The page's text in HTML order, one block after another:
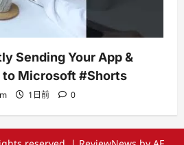
Sending Your App &
Microsoft #Shorts
1日前 0